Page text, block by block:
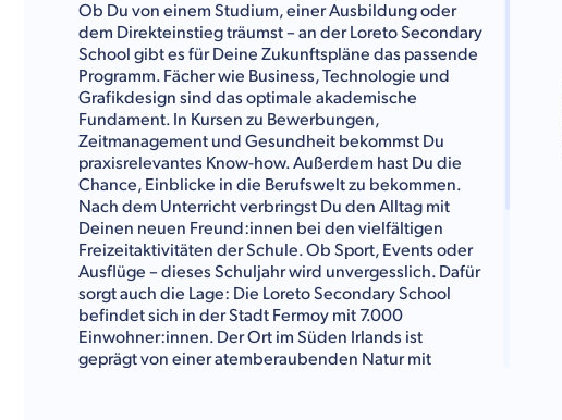
Ob Du von einem Studium, einer Ausbildung oder
dem Direkteinstieg träumst – an der Loreto Secondary
School gibt es für Deine Zukunftspläne das passende
Programm. Fächer wie Business, Technologie und
Grafikdesign sind das optimale akademische
Fundament. In Kursen zu Bewerbungen,
Zeitmanagement und Gesundheit bekommst Du
praxisrelevantes Know-how. Außerdem hast Du die
Chance, Einblicke in die Berufswelt zu bekommen.
Nach dem Unterricht verbringst Du den Alltag mit
Deinen neuen Freund:innen bei den vielfältigen
Freizeitaktivitäten der Schule. Ob Sport, Events oder
Ausflüge – dieses Schuljahr wird unvergesslich. Dafür
sorgt auch die Lage: Die Loreto Secondary School
befindet sich in der Stadt Fermoy mit 7.000
Einwohner:innen. Der Ort im Süden Irlands ist
geprägt von einer atemberaubenden Natur mit